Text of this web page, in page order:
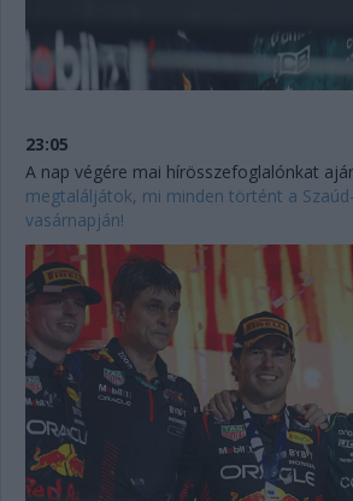
23:05
A nap végére mai hírösszefoglalónkat
megtaláljátok, mi minden történt a
vasárnapján!